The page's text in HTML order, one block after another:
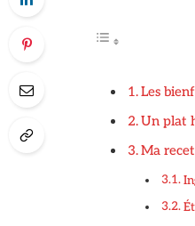
Les
Un plat
Ma